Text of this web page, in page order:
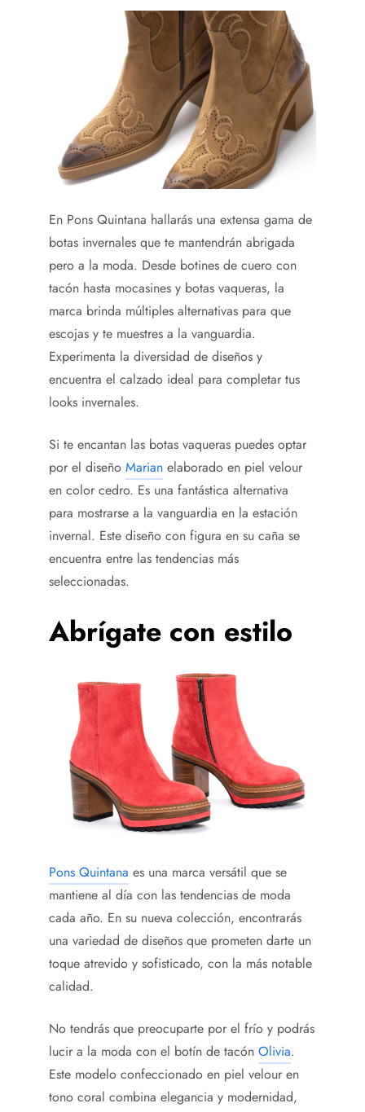
En Pons Quintana hallarás una extensa gama de
botas invernales que te mantendrán abrigada
pero a la moda. Desde botines de cuero con
tacón hasta mocasines y botas vaqueras, la
marca brinda múltiples alternativas para que
escojas y te muestres a la vanguardia.
Experimenta la diversidad de diseños y
encuentra el calzado ideal para completar tus
looks invernales.
Si te encantan las botas vaqueras puedes optar
por el diseño Marian elaborado en piel velour
en color cedro. Es una fantástica alternativa
para mostrarse a la vanguardia en la estación
invernal. Este diseño con figura en su caña se
encuentra entre las tendencias más
seleccionadas.
Abrígate con estilo
Pons Quintana es una marca versátil que se
mantiene al día con las tendencias de moda
cada año. En su nueva colección, encontrarás
una variedad de diseños que prometen darte un
toque atrevido y sofisticado, con la más notable
calidad.
No tendrás que preocuparte por el frío y podrás
lucir a la moda con el botín de tacón Olivia.
Este modelo confeccionado en piel velour en
tono coral combina elegancia y modernidad,